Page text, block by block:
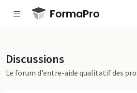
Passer au contenu principal
FormaPro
Discussions
Le forum d'entre-aide qualitatif des